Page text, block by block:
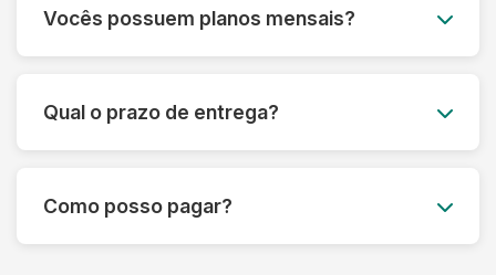
festa, ternos e roupas de couro. Também
lavamos edredons, tapetes, tênis e muito mais.
Vocês possuem planos mensais?
necessidades, com um ótimo custo-benefício.
Entre em contato para saber mais.
Qual o prazo de entrega?
Oferecemos também opções de lavagem
express.
Como posso pagar?